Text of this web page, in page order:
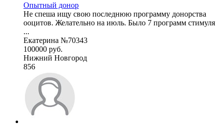
Опытный донор
Не спеша ищу свою последнюю программу донорства
ооцитов. Желательно на июль. Было 7 программ стимуля
...
Екатерина №70343
100000 руб.
Нижний Новгород
856